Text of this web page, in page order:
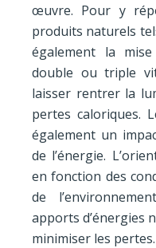
œuvre. Pour y
produits naturels
également la
double ou triple
laisser rentrer la
pertes caloriques.
également un
de l’énergie.
en fonction des
de
apports d’énergies
minimiser les pertes.